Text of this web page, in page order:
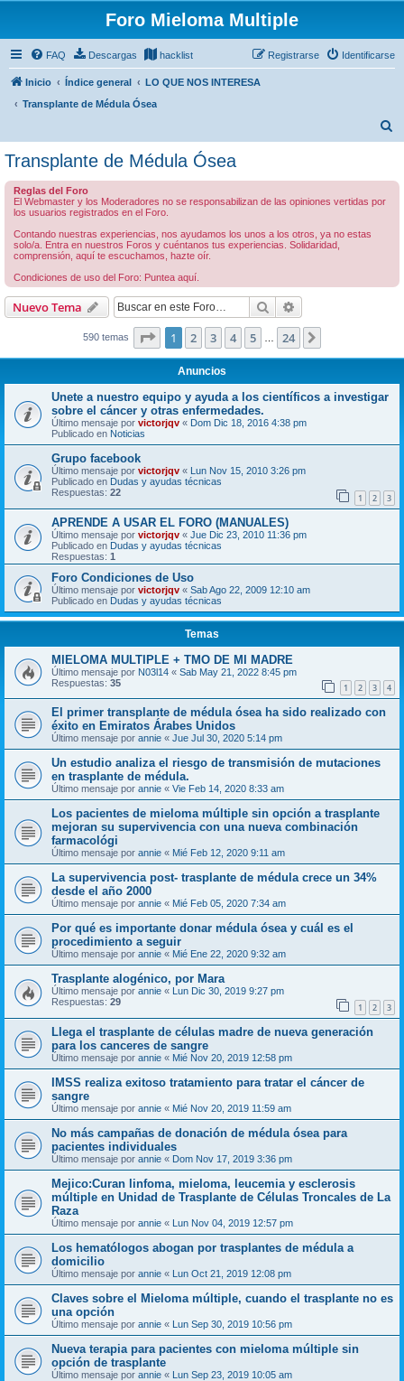
Foro Mieloma Multiple
FAQ Descargas hacklist Identificarse
Registrarse
Inicio Índice general
LO QUE NOS INTERESA
Transplante de Médula Ósea
Transplante de Médula Ósea
Reglas del Foro
El Webmaster y los Moderadores no se responsabilizan de las opiniones vertidas por
los usuarios registrados en el Foro.
Contando nuestras experiencias, nos ayudamos los unos a los otros, ya no estas
solo/a. Entra en nuestros Foros y cuéntanos tus experiencias. Solidaridad,
comprensión, aquí te escuchamos, hazte oír.
Condiciones de uso del Foro: Puntea aquí.
Nuevo Tema Buscar
590 temas Página de 24
1 2 3 4 5 24
Anuncios
Unete a nuestro equipo y ayuda a los científicos a investigar
sobre el cáncer y otras enfermedades.
Último mensaje por victorjqv « Dom Dic 18, 2016 4:38 pm
Publicado en Noticias
Grupo facebook
Último mensaje por victorjqv « Lun Nov 15, 2010 3:26 pm
Publicado en Dudas y ayudas técnicas
Respuestas: 22 1 2 3
APRENDE A USAR EL FORO (MANUALES)
Último mensaje por victorjqv « Jue Dic 23, 2010 11:36 pm
Publicado en Dudas y ayudas técnicas
Respuestas: 1
Foro Condiciones de Uso
Último mensaje por victorjqv « Sab Ago 22, 2009 12:10 am
Publicado en Dudas y ayudas técnicas
Temas
MIELOMA MULTIPLE + TMO DE MI MADRE
Último mensaje por N03l14 « Sab May 21, 2022 8:45 pm
Respuestas: 35 1 2 3 4
El primer transplante de médula ósea ha sido realizado con
éxito en Emiratos Árabes Unidos
Último mensaje por annie « Jue Jul 30, 2020 5:14 pm
Un estudio analiza el riesgo de transmisión de mutaciones
en trasplante de médula.
Último mensaje por annie « Vie Feb 14, 2020 8:33 am
Los pacientes de mieloma múltiple sin opción a trasplante
mejoran su supervivencia con una nueva combinación
farmacológi
Último mensaje por annie « Mié Feb 12, 2020 9:11 am
La supervivencia post- trasplante de médula crece un 34%
desde el año 2000
Último mensaje por annie « Mié Feb 05, 2020 7:34 am
Por qué es importante donar médula ósea y cuál es el
procedimiento a seguir
Último mensaje por annie « Mié Ene 22, 2020 9:32 am
Trasplante alogénico, por Mara
Último mensaje por annie «
Lun Dic 30, 2019 9:27 pm
Respuestas: 29 1 2 3
Llega el trasplante de células madre de nueva generación
para los canceres de sangre
Último mensaje por annie « Mié Nov 20, 2019 12:58 pm
IMSS realiza exitoso tratamiento para tratar el cáncer de
sangre
Último mensaje por annie « Mié Nov 20, 2019 11:59 am
No más campañas de donación de médula ósea para
pacientes individuales
Último mensaje por annie « Dom Nov 17, 2019 3:36 pm
Mejico:Curan linfoma, mieloma, leucemia y esclerosis
múltiple en Unidad de Trasplante de Células Troncales de La
Raza
Último mensaje por annie « Lun Nov 04, 2019 12:57 pm
Los hematólogos abogan por trasplantes de médula a
domicilio
Último mensaje por annie « Lun Oct 21, 2019 12:08 pm
Claves sobre el Mieloma múltiple, cuando el trasplante no es
una opción
Último mensaje por annie « Lun Sep 30, 2019 10:56 pm
Nueva terapia para pacientes con mieloma múltiple sin
opción de trasplante
Último mensaje por annie « Lun Sep 23, 2019 10:05 am